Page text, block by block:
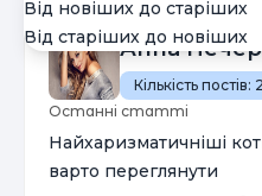
Від новіших до старіших
Від старіших до новіших
Анна
Кількість постів:
Останні статті
Найхаризматичніші
варто переглянути